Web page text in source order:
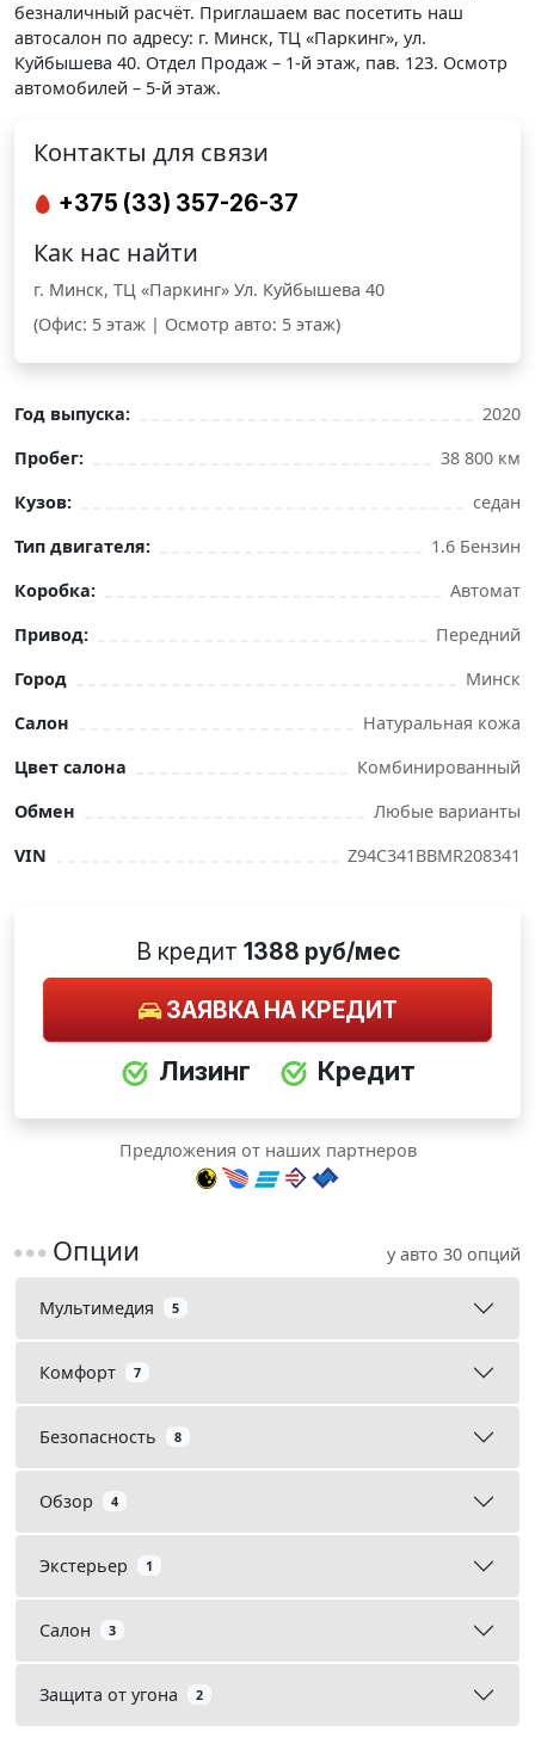
безналичный расчёт. Приглашаем вас посетить наш
автосалон по адресу: г. Минск, ТЦ «Паркинг», ул.
Куйбышева 40. Отдел Продаж – 1-й этаж, пав. 123. Осмотр
автомобилей – 5-й этаж.
Контакты для связи
+375 (33) 357-26-37
Как нас найти
г. Минск, ТЦ «Паркинг» Ул. Куйбышева 40
(Офис: 5 этаж | Осмотр авто: 5 этаж)
Год выпуска:
2020
Пробег:
38 800 км
Кузов:
седан
Тип двигателя:
1.6 Бензин
Коробка:
Автомат
Привод:
Передний
Город
Минск
Салон
Натуральная кожа
Цвет салона
Комбинированный
Обмен
Любые варианты
VIN
Z94C341BBMR208341
В кредит 1388 руб/мес
ЗАЯВКА НА КРЕДИТ
Лизинг Кредит
Предложения от наших партнеров
Опции у авто 30 опций
Мультимедия 5
Комфорт 7
Безопасность 8
Обзор 4
Экстерьер 1
Салон 3
Защита от угона 2